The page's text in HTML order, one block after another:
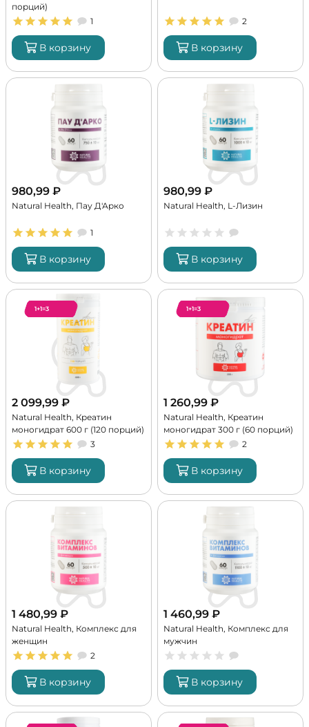
порций)
1
В корзину
2
В корзину
980,99 ₽
Natural Health, Пау Д'Арко
1
В корзину
980,99 ₽
Natural Health, L-Лизин
В корзину
1+1=3
2 099,99 ₽
Natural Health, Креатин
моногидрат 600 г (120 порций)
3
В корзину
1+1=3
1 260,99 ₽
Natural Health, Креатин
моногидрат 300 г (60 порций)
2
В корзину
1 480,99 ₽
Natural Health, Комплекс для
женщин
2
В корзину
1 460,99 ₽
Natural Health, Комплекс для
мужчин
В корзину